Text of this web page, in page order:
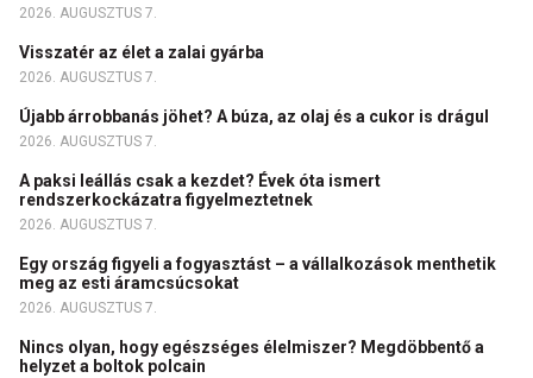
2026. AUGUSZTUS 7.
Visszatér az élet a zalai gyárba
2026. AUGUSZTUS 7.
Újabb árrobbanás jöhet? A búza, az olaj és a cukor is drágul
2026. AUGUSZTUS 7.
A paksi leállás csak a kezdet? Évek óta ismert
rendszerkockázatra figyelmeztetnek
2026. AUGUSZTUS 7.
Egy ország figyeli a fogyasztást – a vállalkozások menthetik
meg az esti áramcsúcsokat
2026. AUGUSZTUS 7.
Nincs olyan, hogy egészséges élelmiszer? Megdöbbentő a
helyzet a boltok polcain